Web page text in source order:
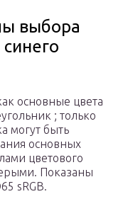
выбора
основные цвета
; только
могут быть
основных
цветового
Показаны
sRGB.